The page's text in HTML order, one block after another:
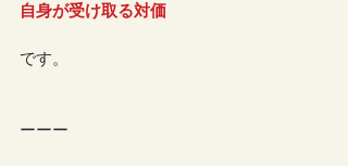
自身が受け取る対価
です。
ーーー